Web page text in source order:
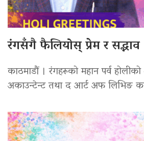
रंगसँगै फैलियोस् प्रेम र सद्भाव
काठमाडौं । रंगहरूको महान पर्व होलीको
अकाउन्टेन्ट तथा द आर्ट अफ लिभिङ